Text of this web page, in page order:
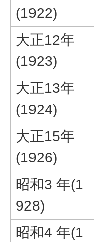
(1922)
大正12年
(1923)
大正13年
(1924)
大正15年
(1926)
昭和3 年(1
928)
昭和4 年(1